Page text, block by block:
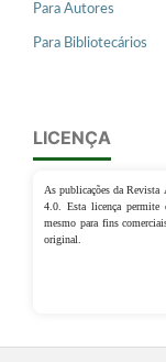
Para Autores
Para Bibliotecários
LICENÇA
As publicações da Revista
4.0. Esta licença permite
mesmo para fins
original.